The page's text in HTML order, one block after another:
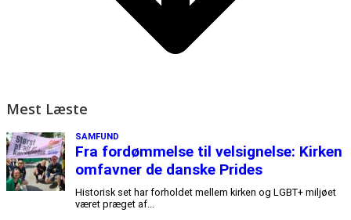
Mest Læste
SAMFUND
Fra fordømmelse til velsignelse: Kirken
omfavner de danske Prides
Historisk set har forholdet mellem kirken og LGBT+ miljøet
været præget af...